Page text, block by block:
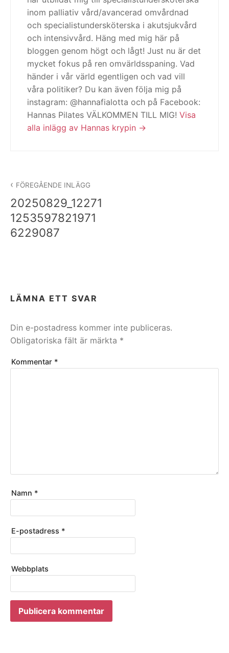
inom palliativ vård/avancerad omvårdnad
och specialistundersköterska i akutsjukvård
och intensivvård. Häng med mig här på
bloggen genom högt och lågt! Just nu är det
mycket fokus på ren omvärldsspaning. Vad
händer i vår värld egentligen och vad vill
våra politiker? Du kan även följa mig på
instagram: @hannafialotta och på Facebook:
Hannas Pilates VÄLKOMMEN TILL MIG! Visa
alla inlägg av Hannas krypin
FÖREGÅENDE INLÄGG
20250829_12271
1253597821971
6229087
LÄMNA ETT SVAR
Din e-postadress kommer inte publiceras.
Obligatoriska fält är märkta *
Kommentar *
Namn *
E-postadress *
Webbplats